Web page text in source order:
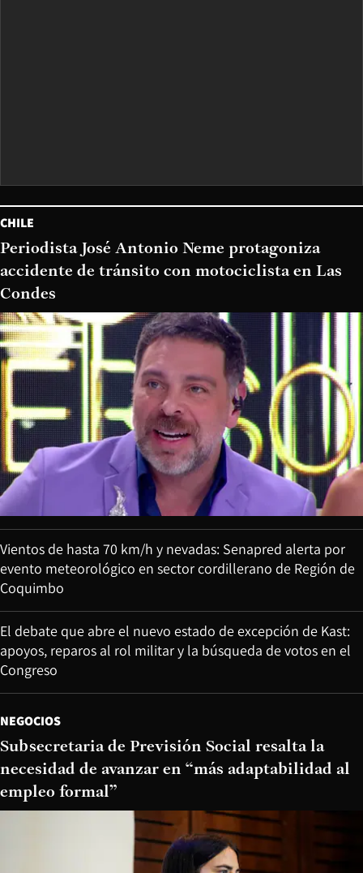
CHILE
Periodista José Antonio Neme protagoniza
accidente de tránsito con motociclista en Las
Condes
Vientos de hasta 70 km/h y nevadas: Senapred alerta por
evento meteorológico en sector cordillerano de Región de
Coquimbo
El debate que abre el nuevo estado de excepción de Kast:
apoyos, reparos al rol militar y la búsqueda de votos en el
Congreso
NEGOCIOS
Subsecretaria de Previsión Social resalta la
necesidad de avanzar en “más adaptabilidad al
empleo formal”